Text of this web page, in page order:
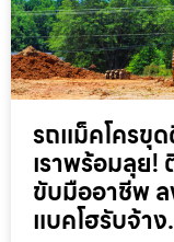
รถแม็คโครขุ
เราพร้อมลุย!
ขับมืออาชีพ
แบคโฮรับจ้า